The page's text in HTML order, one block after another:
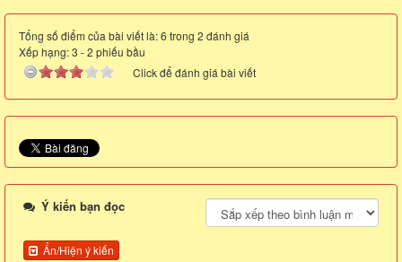
Tổng số điểm của bài viết là: 6 trong 2 đánh giá
Xếp hạng:3 -2 phiếu bầu
Click để đánh giá bài viết
Ý kiến bạn đọc
Ẩn/Hiện ý kiến